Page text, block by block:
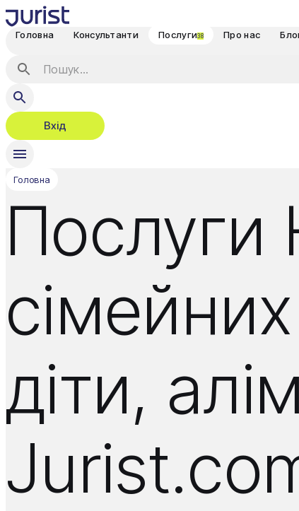
Головна Консультанти Послуги38 Про нас
Вхід
Головна
діти,